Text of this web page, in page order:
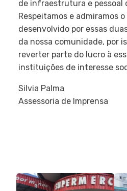
de infraestrutura e pessoal
Respeitamos e admiramos
desenvolvido por essas
da nossa comunidade, por
reverter parte do lucro à
instituições de interesse
Silvia Palma
Assessoria de Imprensa